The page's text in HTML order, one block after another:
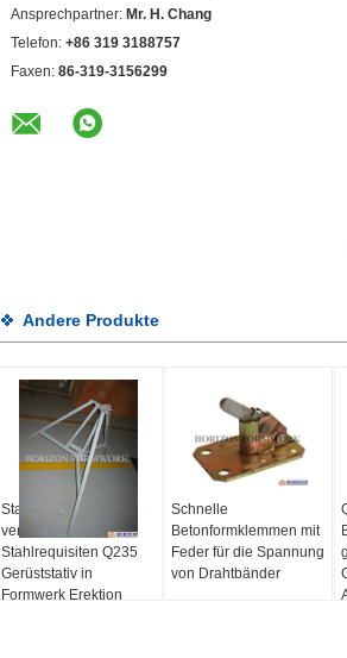
Ansprechpartner: Mr. H. Chang
Telefon: +86 319 3188757
Faxen: 86-319-3156299
Andere Produkte
Stabilisierende
verstellbare
Stahlrequisiten Q235
Gerüststativ in
Formwerk Erektion
Schnelle
Betonformklemmen mit
Feder für die Spannung
von Drahtbänder